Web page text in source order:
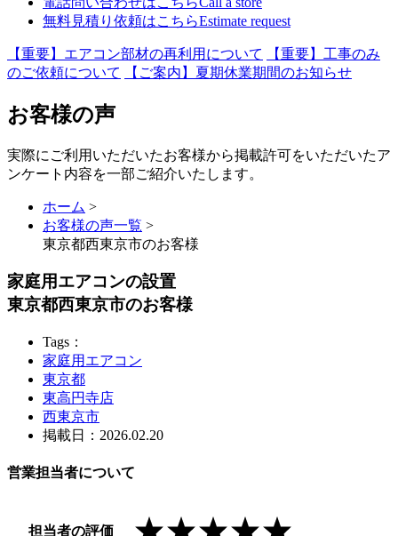
無料見積り依頼はこちらEstimate request
【重要】エアコン部材の再利用について
【重要】工事のみ
のご依頼について
【ご案内】夏期休業期間のお知らせ
お客様の声
実際にご利用いただいたお客様から掲載許可をいただいたア
ンケート内容を一部ご紹介いたします。
ホーム >
お客様の声一覧 >
東京都西東京市のお客様
家庭用エアコンの設置
東京都西東京市のお客様
Tags：
家庭用エアコン
東京都
東高円寺店
西東京市
掲載日：2026.02.20
営業担当者について
担当者の評価